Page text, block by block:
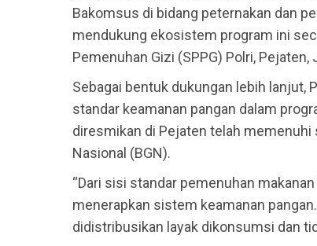
Bakomsus di bidang peternakan dan
mendukung ekosistem program ini
Pemenuhan Gizi (SPPG) Polri,
Sebagai bentuk dukungan lebih lanjut,
standar keamanan pangan dalam
diresmikan di Pejaten telah
Nasional (BGN).
“Dari sisi standar pemenuhan
menerapkan sistem keamanan
didistribusikan layak dikonsumsi dan